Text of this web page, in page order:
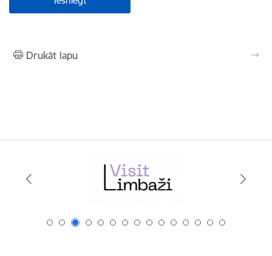
Drukāt lapu